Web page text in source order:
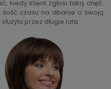
kiedy klient zgłosi taką chęć.
czasu na dbanie o swoją
przez długie lata.